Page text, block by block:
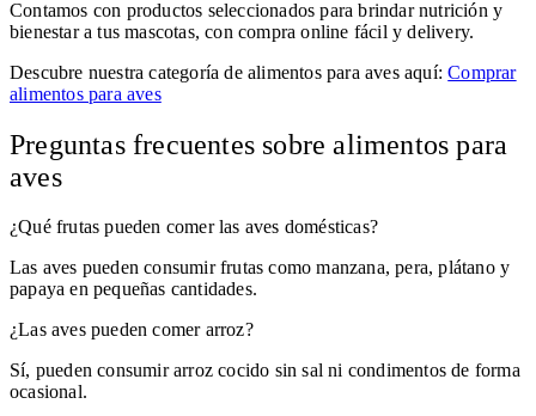
Contamos con productos seleccionados para brindar nutrición y
bienestar a tus mascotas, con compra online fácil y delivery.
Descubre nuestra categoría de alimentos para aves aquí: Comprar
alimentos para aves
Preguntas frecuentes sobre alimentos para
aves
¿Qué frutas pueden comer las aves domésticas?
Las aves pueden consumir frutas como manzana, pera, plátano y
papaya en pequeñas cantidades.
¿Las aves pueden comer arroz?
Sí, pueden consumir arroz cocido sin sal ni condimentos de forma
ocasional.